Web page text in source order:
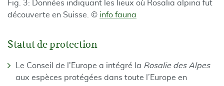
Fig. 3: Données indiquant les lieux où Rosalia alpina fut
découverte en Suisse. © info fauna
Statut de protection
Le Conseil de l'Europe a intégré la Rosalie des Alpes
aux espèces protégées dans toute l’Europe en